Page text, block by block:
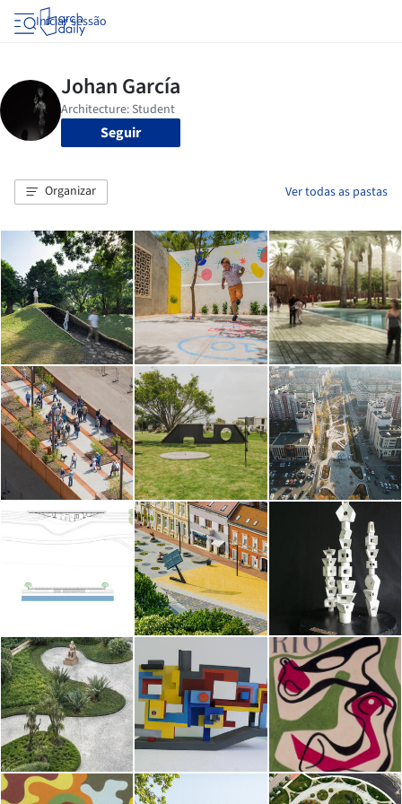
Iniciar sessão
Seguir
Organizar Ver todas as pastas